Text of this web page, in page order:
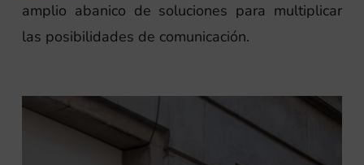
amplio abanico de soluciones para multiplicar
las posibilidades de comunicación.